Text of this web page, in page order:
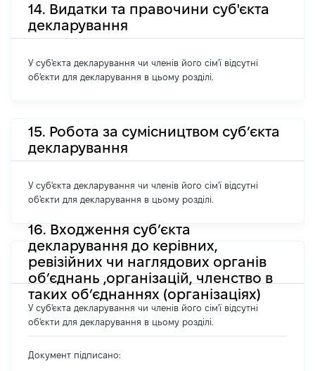
14. Видатки та правочини суб'єкта
декларування
У суб'єкта декларування чи членів його сім'ї відсутні
об'єкти для декларування в цьому розділі.
15. Робота за сумісництвом суб’єкта
декларування
У суб'єкта декларування чи членів його сім'ї відсутні
об'єкти для декларування в цьому розділі.
16. Входження суб’єкта
декларування до керівних,
ревізійних чи наглядових органів
об’єднань ,організацій, членство в
таких об’єднаннях (організаціях)
У суб'єкта декларування чи членів його сім'ї відсутні
об'єкти для декларування в цьому розділі.
Документ підписано: